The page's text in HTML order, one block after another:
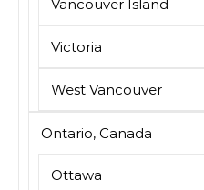
Vancouver Island
Victoria
West Vancouver
Ontario, Canada
Ottawa